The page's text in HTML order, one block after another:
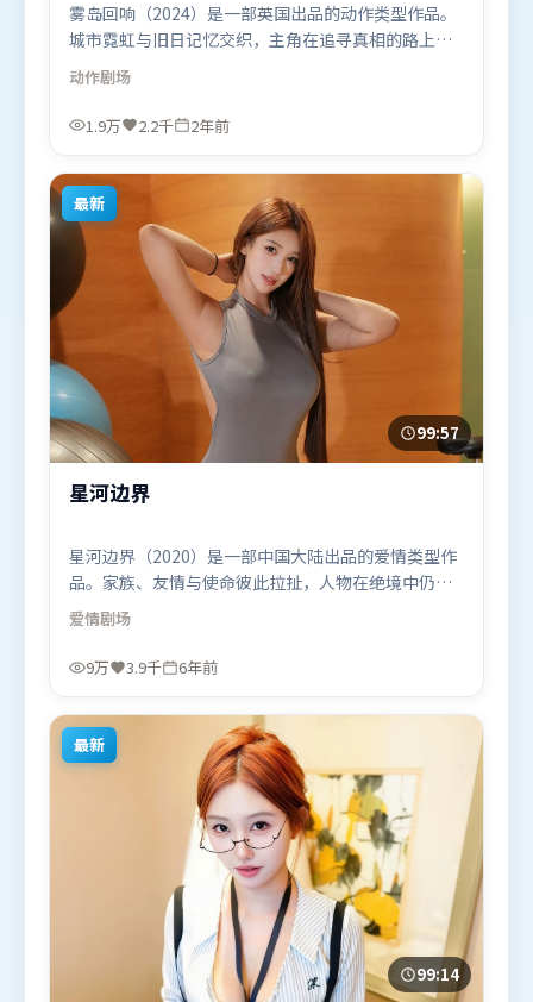
雾岛回响（2024）是一部英国出品的动作类型作品。
城市霓虹与旧日记忆交织，主角在追寻真相的路上不
断付出代价。摄影与美术共同营造出强烈地域气质，
增强沉浸感。由奉俊昊执导，汤唯、王景春、提莫西
·查拉米，堺雅人、张译、全智贤等联袂出演。影片
合喜欢动作题材的观众观看。
动作剧场
1.9万 2.2千 2年前
最新
99:57
星河边界
星河边界（2020）是一部中国大陆出品的爱情类型作
品。家族、友情与使命彼此拉扯，人物在绝境中仍试
图守住心中微光。群像刻画各有弧光，配角亦承担叙
事推进功能。由让-皮埃尔·热内执导，古天乐、易烊
千玺、章子怡，胡歌、刘亦菲、弗洛伦丝·皮尤等联
地区首映上线，适合喜欢爱情题材的观众观看。
爱情剧场
9万 3.9千 6年前
最新
99:14